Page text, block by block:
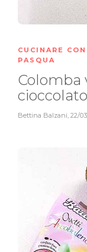
CUCINARE
PASQUA
Colomba
Bettina Balzani 22/